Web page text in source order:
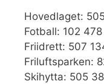
Hovedlaget:
Fotball: 102 478
Friidrett: 507
Friluftsparken:
Skihytta: 505